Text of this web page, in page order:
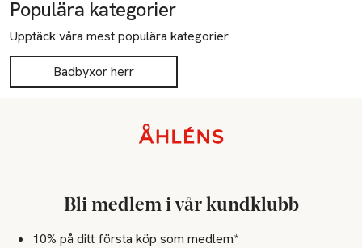
Populära kategorier
Upptäck våra mest populära kategorier
Badbyxor herr
Bli medlem i vår kundklubb
10% på ditt första köp som medlem*